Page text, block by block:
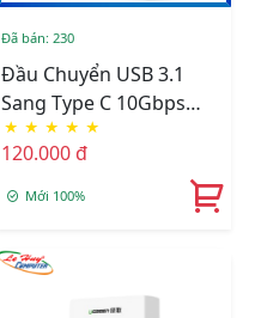
Đã bán: 230
Đầu Chuyển USB 3.1
Sang Type C 10Gbps
ORICO AH-AC10-GY
★ ★ ★ ★ ★
120.000 đ
Mới 100%